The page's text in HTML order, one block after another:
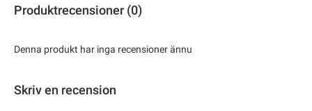
Produktrecensioner (0)
Denna produkt har inga recensioner ännu
Skriv en recension